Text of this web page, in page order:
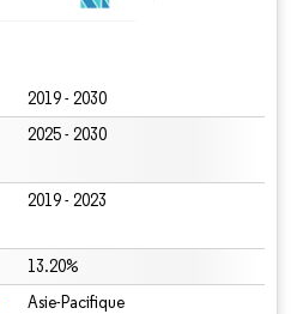
2019 - 2030
2025 - 2030
2019 - 2023
13.20%
Asie-Pacifique